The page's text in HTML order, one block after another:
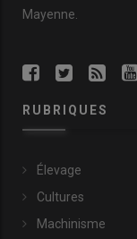
Mayenne.
RUBRIQUES
Élevage
Cultures
Machinisme